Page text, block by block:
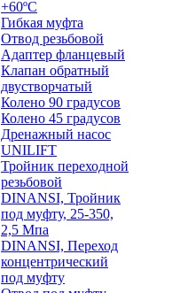
+60ºC
Гибкая муфта
Отвод резьбовой
Адаптер фланцевый
Клапан обратный
двустворчатый
Колено 90 градусов
Колено 45 градусов
Дренажный насос
UNILIFT
Тройник переходной
резьбовой
DINANSI, Тройник
под муфту, 25-350,
2,5 Мпа
DINANSI, Переход
концентрический
под муфту